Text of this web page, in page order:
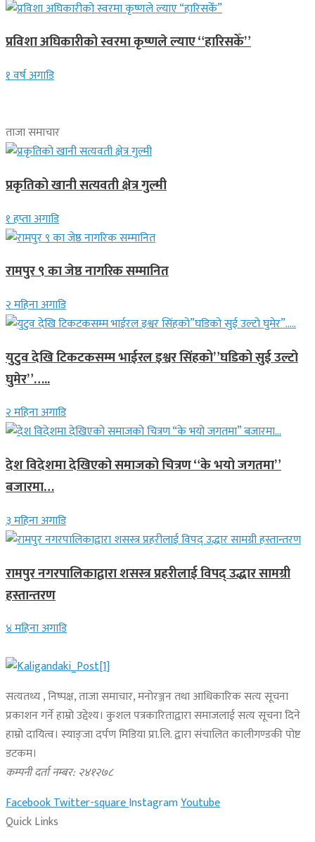
प्रविशा अघिकारीको स्वरमा कृष्णले ल्याए “हारिसकेँ”
१ वर्ष अगाडि
ताजा समाचार
प्रकृतिको खानी सत्यवती क्षेत्र गुल्मी
१ हप्ता अगाडि
रामपुर ९ का जेष्ठ नागरिक सम्मानित
२ महिना अगाडि
युटुव देखि टिकटकसम्म भाईरल इश्वर सिंहको”घडिको सुई उल्टो
घुमेर”…..
२ महिना अगाडि
देश विदेशमा देखिएको समाजको चित्रण “के भयो जगतमा”
बजारमा…
३ महिना अगाडि
रामपुर नगरपालिकाद्वारा शसस्त्र प्रहरीलाई विपद् उद्धार सामग्री
हस्तान्तरण
४ महिना अगाडि
सत्यतथ्य , निष्पक्ष, ताजा समाचार, मनोरञ्जन तथा आधिकारिक सत्य सूचना
प्रकाशन गर्ने हाम्रो उद्देश्य। कुशल पत्रकारिताद्वारा समाजलाई सत्य सूचना दिने
हाम्रो दायित्व। स्याङ्जा दर्पण मिडिया प्रा.लि. द्वारा संचालित कालीगण्डकी पोष्ट
डटकम।
कम्पनी दर्ता नम्बर: २४१२७८
FacebookTwitter-squareInstagramYoutube
Quick Links